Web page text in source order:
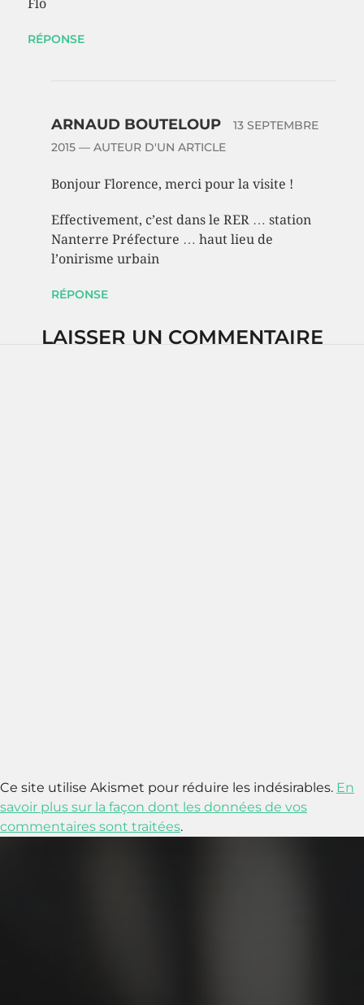
Flo
RÉPONSE
ARNAUD BOUTELOUP
13 SEPTEMBRE
2015— AUTEUR D'UN ARTICLE
Bonjour Florence, merci pour la visite !
Effectivement, c’est dans le RER … station
Nanterre Préfecture … haut lieu de
l’onirisme urbain
RÉPONSE
LAISSER UN COMMENTAIRE
Ce site utilise Akismet pour réduire les indésirables. En
savoir plus sur la façon dont les données de vos
commentaires sont traitées.